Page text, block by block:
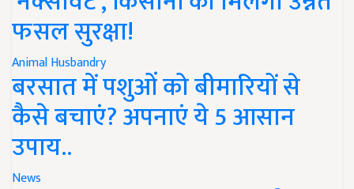
फसल सुरक्षा!
Animal Husbandry
बरसात में पशुओं को बीमारियों से
कैसे बचाएं? अपनाएं ये 5 आसान
उपाय..
News